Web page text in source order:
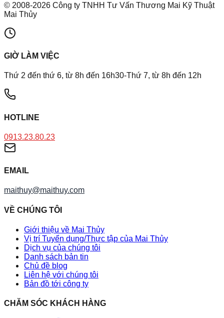
© 2008-2026 Công ty TNHH Tư Vấn Thương Mai Kỹ Thuật
Mai Thủy
GIỜ LÀM VIỆC
Thứ 2 đến thứ 6, từ 8h đến 16h30-Thứ 7, từ 8h đến 12h
HOTLINE
0913.23.80.23
EMAIL
maithuy@maithuy.com
VỀ CHÚNG TÔI
Giới thiệu về Mai Thủy
Vị trí Tuyển dụng/Thực tập của Mai Thủy
Dịch vụ của chúng tôi
Danh sách bản tin
Chủ đề blog
Liên hệ với chúng tôi
Bản đồ tới công ty
CHĂM SÓC KHÁCH HÀNG